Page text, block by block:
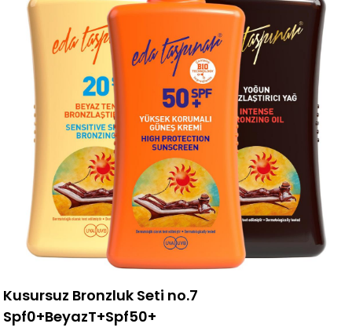
Kusursuz Bronzluk Seti no.7
Spf0+BeyazT+Spf50+